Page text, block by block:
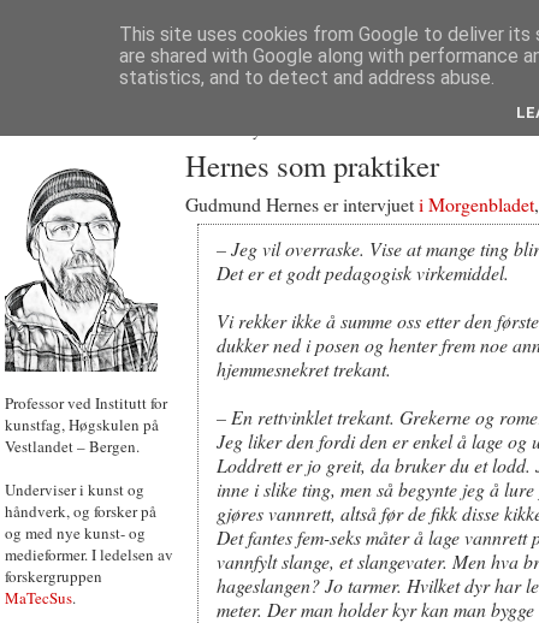
Professor ved Institutt for
kunstfag, Høgskulen på
Vestlandet – Bergen.
Underviser i kunst og
håndverk, og forsker på
og med nye kunst- og
medieformer. I ledelsen av
forskergruppen
MaTecSus.
Hernes som praktiker
Gudmund Hernes er intervjueti Morgenbladet
– Jeg vil overraske. Vise at mange ting
Det er et godt pedagogisk virkemiddel.
Vi rekker ikke å summe oss etter den
dukker ned i posen og henter frem noe
hjemmesnekret trekant.
– En rettvinklet trekant. Grekerne og
Jeg liker den fordi den er enkel å lage og
Loddrett er jo greit, da bruker du et lodd.
inne i slike ting, men så begynte jeg å
gjøres vannrett, altså før de fikk disse
Det fantes fem-seks måter å lage vannrett
vannfylt slange, et slangevater. Men hva
hageslangen? Jo tarmer. Hvilket dyr har
meter. Der man holder kyr kan man
This site uses cookies from Google to deliver its
are shared with Google along with performance
statistics, and to detect and address abuse.